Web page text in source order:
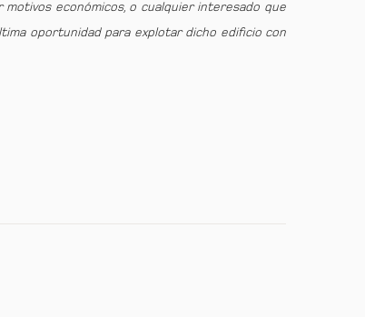
económicos, o cualquier interesado que
oportunidad para explotar dicho edificio con